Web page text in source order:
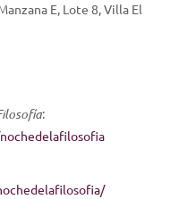
E, Lote 8, Villa El
: